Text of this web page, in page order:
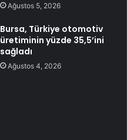
Ağustos 5, 2026
Bursa, Türkiye otomotiv
üretiminin yüzde 35,5’ini
sağladı
Ağustos 4, 2026